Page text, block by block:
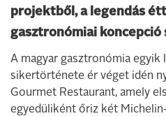
projektből, a legendás
gasztronómiai koncepció
A magyar gasztronómia egyik
sikertörténete ér véget idén
Gourmet Restaurant, amely
egyedüliként őriz két